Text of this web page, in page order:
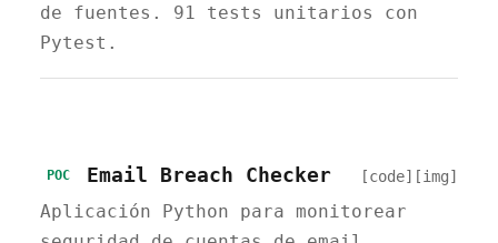
de fuentes. 91 tests unitarios con
Pytest.
POC Email Breach Checker [code] [img]
Aplicación Python para monitorear